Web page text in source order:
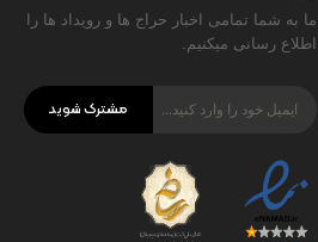
ما به شما تمامی اخبار حراج ها و رویداد ها را
اطلاع رسانی میکنیم.
مشترک شوید